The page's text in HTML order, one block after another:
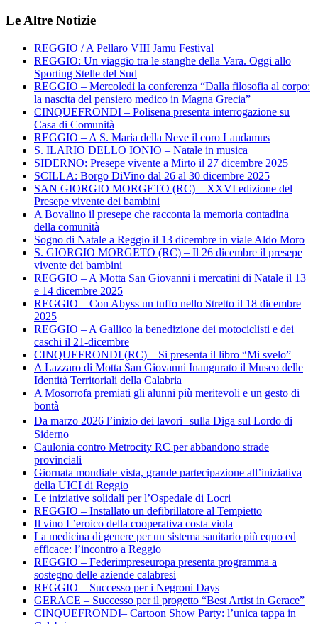
Le Altre Notizie
REGGIO / A Pellaro VIII Jamu Festival
REGGIO: Un viaggio tra le stanghe della Vara. Oggi allo
Sporting Stelle del Sud
REGGIO – Mercoledì la conferenza “Dalla filosofia al corpo:
la nascita del pensiero medico in Magna Grecia”
CINQUEFRONDI – Polisena presenta interrogazione su
Casa di Comunità
REGGIO – A S. Maria della Neve il coro Laudamus
S. ILARIO DELLO IONIO – Natale in musica
SIDERNO: Presepe vivente a Mirto il 27 dicembre 2025
SCILLA: Borgo DiVino dal 26 al 30 dicembre 2025
SAN GIORGIO MORGETO (RC) – XXVI edizione del
Presepe vivente dei bambini
A Bovalino il presepe che racconta la memoria contadina
della comunità
Sogno di Natale a Reggio il 13 dicembre in viale Aldo Moro
S. GIORGIO MORGETO (RC) – Il 26 dicembre il presepe
vivente dei bambini
REGGIO – A Motta San Giovanni i mercatini di Natale il 13
e 14 dicembre 2025
REGGIO – Con Abyss un tuffo nello Stretto il 18 dicembre
2025
REGGIO – A Gallico la benedizione dei motociclisti e dei
caschi il 21-dicembre
CINQUEFRONDI (RC) – Si presenta il libro “Mi svelo”
A Lazzaro di Motta San Giovanni Inaugurato il Museo delle
Identità Territoriali della Calabria
A Mosorrofa premiati gli alunni più meritevoli e un gesto di
bontà
Da marzo 2026 l’inizio dei lavori sulla Diga sul Lordo di
Siderno
Caulonia contro Metrocity RC per abbandono strade
provinciali
Giornata mondiale vista, grande partecipazione all’iniziativa
della UICI di Reggio
Le iniziative solidali per l’Ospedale di Locri
REGGIO – Installato un defibrillatore al Tempietto
Il vino L’eroico della cooperativa costa viola
La medicina di genere per un sistema sanitario più equo ed
efficace: l’incontro a Reggio
REGGIO – Federimpreseuropa presenta programma a
sostegno delle aziende calabresi
REGGIO – Successo per i Negroni Days
GERACE – Successo per il progetto “Best Artist in Gerace”
CINQUEFRONDI– Cartoon Show Party: l’unica tappa in